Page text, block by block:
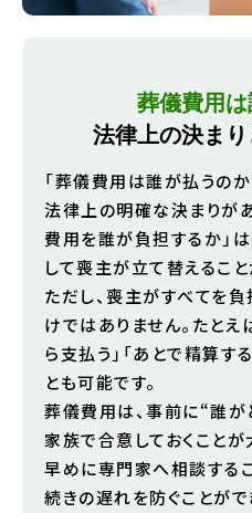
葬儀費用は
法律上の決ま
「葬儀費用は誰が払うのか
法律上の明確な決まりが
費用を誰が負担するか」
して喪主が立て替えること
ただし、喪主がすべてを
けではありません。たと
ら支払う」「あとで精算す
とも可能です。
葬儀費用は、事前に“誰
家族で合意しておくことが
早めに専門家へ相談する
続きの遅れを防ぐことがで